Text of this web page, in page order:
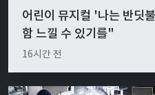
어린이 뮤지컬 '나는 반
함 느낄 수 있기를"
16시간 전